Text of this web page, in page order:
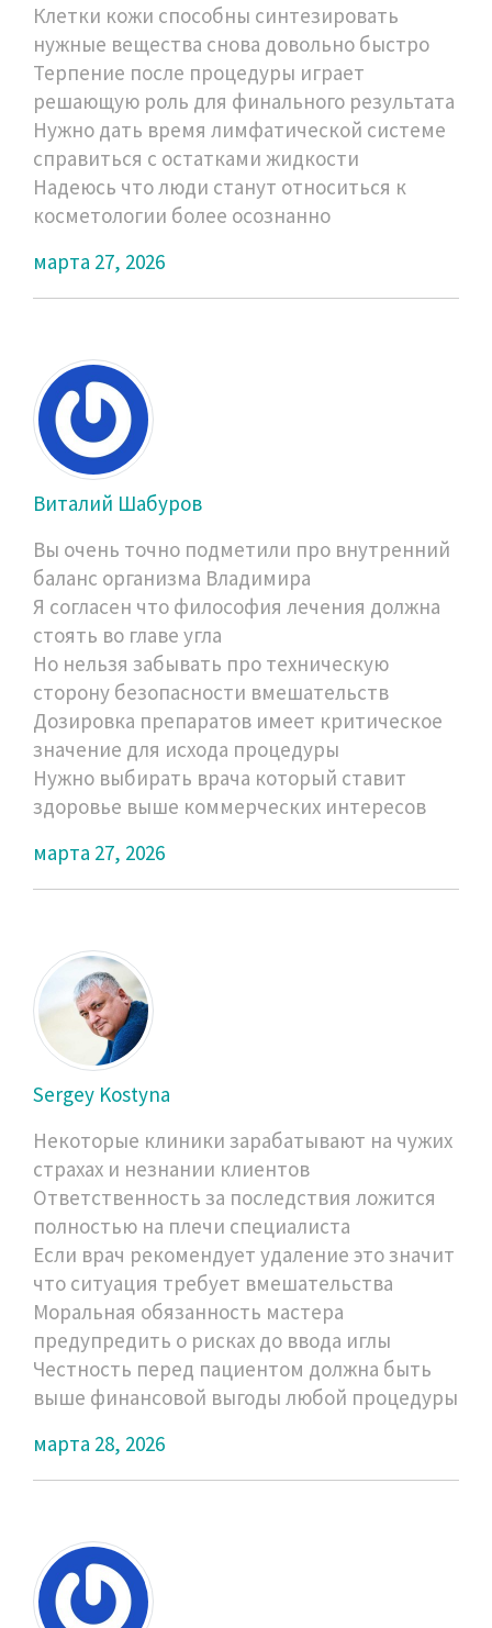
Клетки кожи способны синтезировать
нужные вещества снова довольно быстро
Терпение после процедуры играет
решающую роль для финального результата
Нужно дать время лимфатической системе
справиться с остатками жидкости
Надеюсь что люди станут относиться к
косметологии более осознанно
марта 27, 2026
Виталий Шабуров
Вы очень точно подметили про внутренний
баланс организма Владимира
Я согласен что философия лечения должна
стоять во главе угла
Но нельзя забывать про техническую
сторону безопасности вмешательств
Дозировка препаратов имеет критическое
значение для исхода процедуры
Нужно выбирать врача который ставит
здоровье выше коммерческих интересов
марта 27, 2026
Sergey Kostyna
Некоторые клиники зарабатывают на чужих
страхах и незнании клиентов
Ответственность за последствия ложится
полностью на плечи специалиста
Если врач рекомендует удаление это значит
что ситуация требует вмешательства
Моральная обязанность мастера
предупредить о рисках до ввода иглы
Честность перед пациентом должна быть
выше финансовой выгоды любой процедуры
марта 28, 2026